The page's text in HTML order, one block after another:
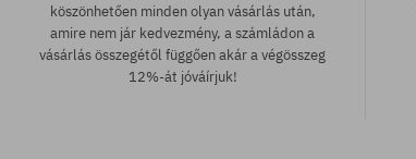
köszönhetően minden olyan vásárlás után,
amire nem jár kedvezmény, a számládon a
vásárlás összegétől függően akár a végösszeg
12%-át jóváírjuk!